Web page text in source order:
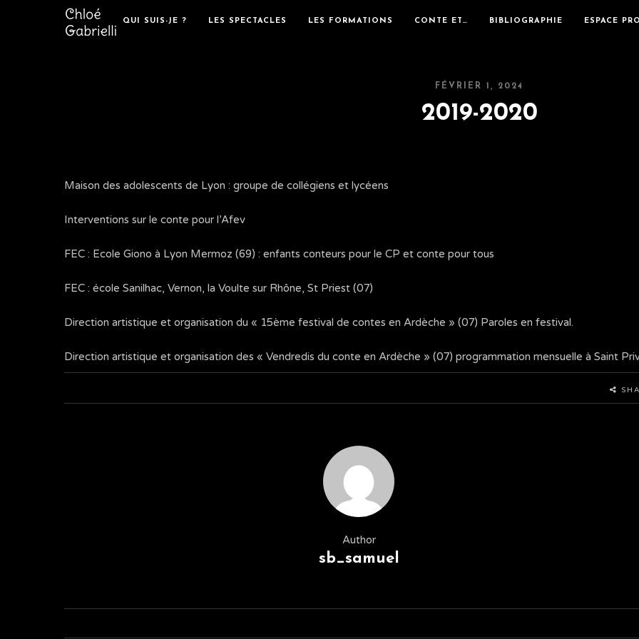
QUI SUIS-JE ? LES SPECTACLES LES FORMATIONS CONTE ET… BIBLIOGRAPHIE ESPACE PRO
FÉVRIER 1, 2024
2019-2020
Maison des adolescents de Lyon : groupe de collégiens et lycéens
Interventions sur le conte pour l’Afev
FEC : Ecole Giono à Lyon Mermoz (69) : enfants conteurs pour le CP et conte pour tous
FEC : école Sanilhac, Vernon, la Voulte sur Rhône, St Priest (07)
Direction artistique et organisation du « 15ème festival de contes en Ardèche » (07) Paroles en festival.
Direction artistique et organisation des « Vendredis du conte en Ardèche » (07) programmation mensuelle à Saint
Author
sb_samuel